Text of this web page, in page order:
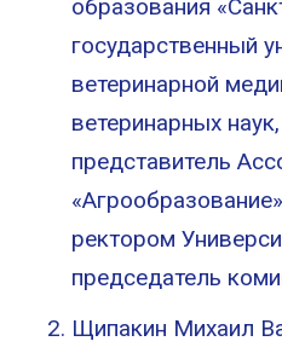
образования
государственный
ветеринарной
ветеринарных
представитель
ректором
председатель
Щипакин Михаил